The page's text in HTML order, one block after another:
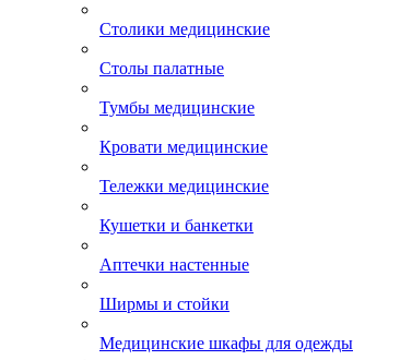
Столики медицинские
Столы палатные
Тумбы медицинские
Кровати медицинские
Тележки медицинские
Кушетки и банкетки
Аптечки настенные
Ширмы и стойки
Медицинские шкафы для одежды